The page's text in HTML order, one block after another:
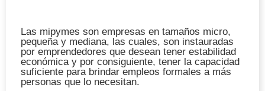
Las mipymes son empresas en tamaños micro,
pequeña y mediana, las cuales, son instauradas
por emprendedores que desean tener estabilidad
económica y por consiguiente, tener la capacidad
suficiente para brindar empleos formales a más
personas que lo necesitan.